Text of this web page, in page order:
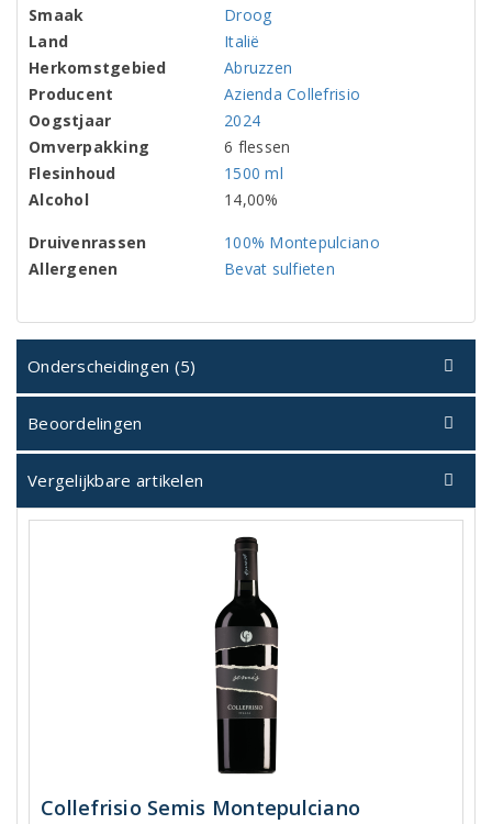
Smaak
Droog
Land
Italië
Herkomstgebied
Abruzzen
Producent
Azienda Collefrisio
Oogstjaar
2024
Omverpakking
6 flessen
Flesinhoud
1500 ml
Alcohol
14,00%
Druivenrassen
100% Montepulciano
Allergenen
Bevat sulfieten
Onderscheidingen (5)
Beoordelingen
Vergelijkbare artikelen
Collefrisio Semis Montepulciano